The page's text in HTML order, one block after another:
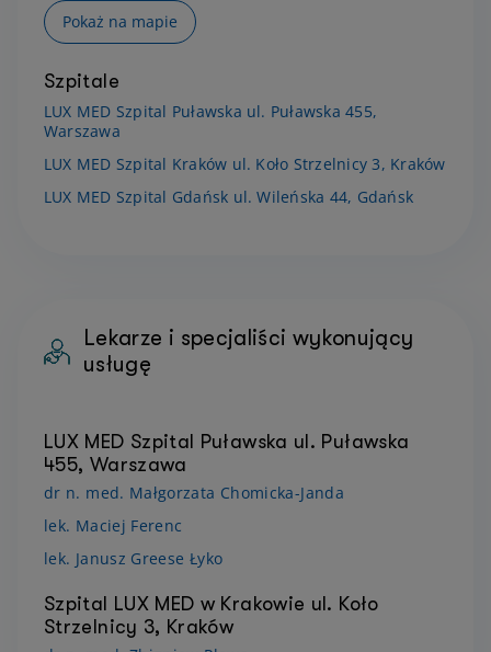
Pokaż na mapie
Szpitale
LUX MED Szpital Puławska ul. Puławska 455,
Warszawa
LUX MED Szpital Kraków ul. Koło Strzelnicy 3, Kraków
LUX MED Szpital Gdańsk ul. Wileńska 44, Gdańsk
Lekarze i specjaliści wykonujący
usługę
LUX MED Szpital Puławska ul. Puławska
455, Warszawa
dr n. med. Małgorzata Chomicka-Janda
lek. Maciej Ferenc
lek. Janusz Greese Łyko
Szpital LUX MED w Krakowie ul. Koło
Strzelnicy 3, Kraków